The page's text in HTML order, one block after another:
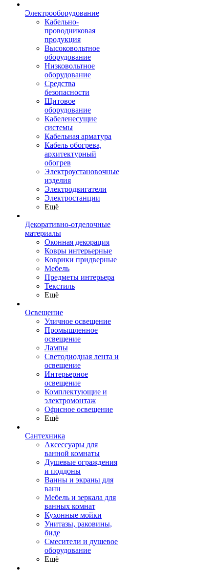
Электрооборудование
Кабельно-
проводниковая
продукция
Высоковольтное
оборудование
Низковольтное
оборудование
Средства
безопасности
Щитовое
оборудование
Кабеленесущие
системы
Кабельная арматура
Кабель обогрева,
архитектурный
обогрев
Электроустановочные
изделия
Электродвигатели
Электростанции
Ещё
Декоративно-отделочные
материалы
Оконная декорация
Ковры интерьерные
Коврики придверные
Мебель
Предметы интерьера
Текстиль
Ещё
Освещение
Уличное освещение
Промышленное
освещение
Лампы
Светодиодная лента и
освещение
Интерьерное
освещение
Комплектующие и
электромонтаж
Офисное освещение
Ещё
Сантехника
Аксессуары для
ванной комнаты
Душевые ограждения
и поддоны
Ванны и экраны для
ванн
Мебель и зеркала для
ванных комнат
Кухонные мойки
Унитазы, раковины,
биде
Смесители и душевое
оборудование
Ещё